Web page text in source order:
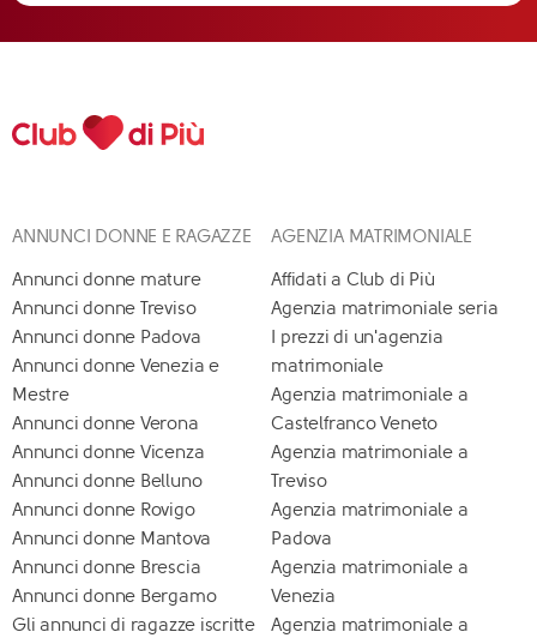
ANNUNCI DONNE E RAGAZZE
Annunci donne mature
Annunci donne Treviso
Annunci donne Padova
Annunci donne Venezia e
Mestre
Annunci donne Verona
Annunci donne Vicenza
Annunci donne Belluno
Annunci donne Rovigo
Annunci donne Mantova
Annunci donne Brescia
Annunci donne Bergamo
Gli annunci di ragazze iscritte
AGENZIA MATRIMONIALE
Affidati a Club di Più
Agenzia matrimoniale seria
I prezzi di un'agenzia
matrimoniale
Agenzia matrimoniale a
Castelfranco Veneto
Agenzia matrimoniale a
Treviso
Agenzia matrimoniale a
Padova
Agenzia matrimoniale a
Venezia
Agenzia matrimoniale a